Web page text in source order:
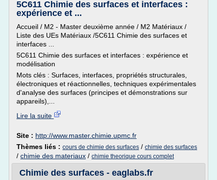
5C611 Chimie des surfaces et interfaces :
expérience et ...
Accueil / M2 - Master deuxième année / M2 Matériaux /
Liste des UEs Matériaux /5C611 Chimie des surfaces et
interfaces ...
5C611 Chimie des surfaces et interfaces : expérience et
modélisation
Mots clés : Surfaces, interfaces, propriétés structurales,
électroniques et réactionnelles, techniques expérimentales
d'analyse des surfaces (principes et démonstrations sur
appareils),...
Lire la suite
Site : http://www.master.chimie.upmc.fr
Thèmes liés : cours de chimie des surfaces / chimie des surfaces
/ chimie des materiaux / chimie theorique cours complet
Chimie des surfaces - eaglabs.fr